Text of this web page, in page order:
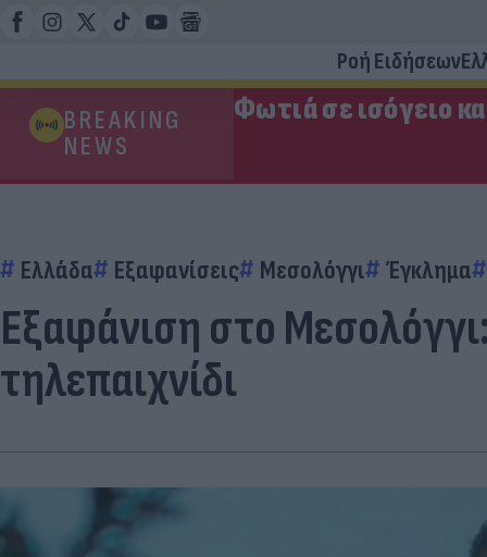
Ροή Ειδήσεων
BREAKING
NEWS
Φωτιά σε ισόγειο
Ελλάδα Εξαφανίσεις Μεσολόγγι Έγκλημα
Εξαφάνιση στο
τηλεπαιχνίδι